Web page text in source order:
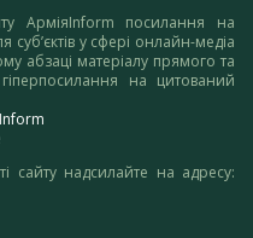
АрміяInform посилання на
суб’єктів у сфері онлайн-медіа
абзаці матеріалу прямого та
на цитований
сайту надсилайте на адресу: